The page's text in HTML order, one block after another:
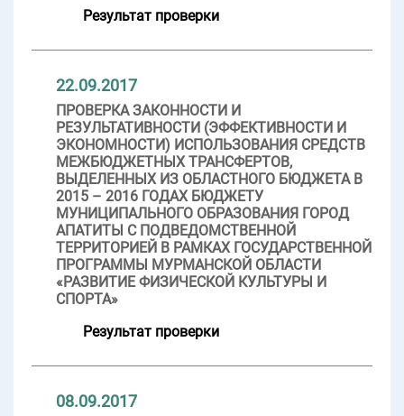
Результат проверки
22.09.2017
ПРОВЕРКА ЗАКОННОСТИ И
РЕЗУЛЬТАТИВНОСТИ (ЭФФЕКТИВНОСТИ И
ЭКОНОМНОСТИ) ИСПОЛЬЗОВАНИЯ СРЕДСТВ
МЕЖБЮДЖЕТНЫХ ТРАНСФЕРТОВ,
ВЫДЕЛЕННЫХ ИЗ ОБЛАСТНОГО БЮДЖЕТА В
2015 – 2016 ГОДАХ БЮДЖЕТУ
МУНИЦИПАЛЬНОГО ОБРАЗОВАНИЯ ГОРОД
АПАТИТЫ С ПОДВЕДОМСТВЕННОЙ
ТЕРРИТОРИЕЙ В РАМКАХ ГОСУДАРСТВЕННОЙ
ПРОГРАММЫ МУРМАНСКОЙ ОБЛАСТИ
«РАЗВИТИЕ ФИЗИЧЕСКОЙ КУЛЬТУРЫ И
СПОРТА»
Результат проверки
08.09.2017